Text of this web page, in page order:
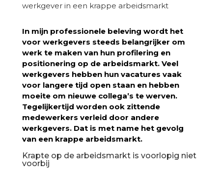
werkgever in een krappe arbeidsmarkt
In mijn professionele beleving wordt het
voor werkgevers steeds belangrijker om
werk te maken van hun profilering en
positionering op de arbeidsmarkt. Veel
werkgevers hebben hun vacatures vaak
voor langere tijd open staan en hebben
moeite om nieuwe collega’s te werven.
Tegelijkertijd worden ook zittende
medewerkers verleid door andere
werkgevers. Dat is met name het gevolg
van een krappe arbeidsmarkt.
Krapte op de arbeidsmarkt is voorlopig niet
voorbij